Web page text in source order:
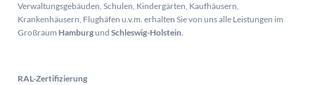
Verwaltungsgebäuden, Schulen, Kindergärten, Kaufhäusern,
Krankenhäusern, Flughäfen u.v.m. erhalten Sie von uns alle Leistungen im
Großraum Hamburgund Schleswig-Holstein.
RAL-Zertifizierung